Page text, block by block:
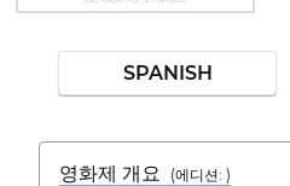
SPANISH
영화제 개요 (에디션: )